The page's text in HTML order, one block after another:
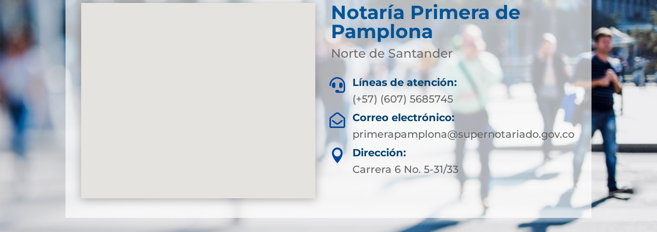
Notaría Primera de
Pamplona
Norte de Santander

Líneas de atención:
(+57) (607) 5685745

Correo electrónico:
primerapamplona@supernotariado.gov.co

Dirección:
Carrera 6 No. 5-31/33